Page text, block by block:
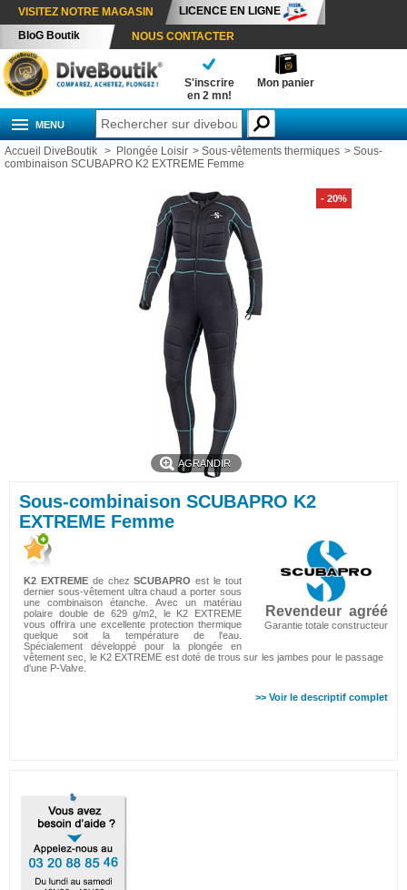
VISITEZ NOTRE MAGASIN
LICENCE EN LIGNE
BloG Boutik
NOUS CONTACTER
S'inscrire
en 2 mn!
Mon panier
MENU
Accueil DiveBoutik > Plongée Loisir > Sous-vêtements thermiques > Sous-
combinaison SCUBAPRO K2 EXTREME Femme
AGRANDIR
- 20%
Sous-combinaison SCUBAPRO K2
EXTREME Femme
Revendeur agréé
Garantie totale constructeur
K2 EXTREMEde chezSCUBAPRO est le tout
dernier sous-vêtement ultra chaud a porter sous
une combinaison étanche. Avec un matériau
polaire double de 629 g/m2, le K2 EXTREME
vous offrira une excellente protection thermique
quelque soit la température de l'eau.
Spécialement développé pour la plongée en
vêtement sec, le K2 EXTREME est doté de trous sur les jambes pour le passage
d'une P-Valve.
>> Voir le descriptif complet